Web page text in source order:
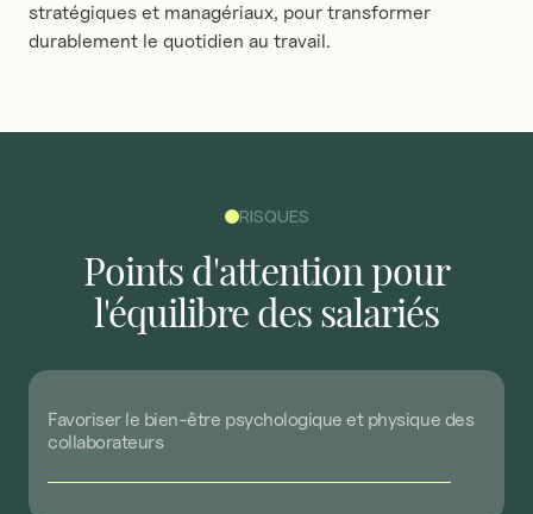
stratégiques et managériaux, pour transformer
durablement le quotidien au travail.
RISQUES
Pointsd'attentionpour
l'équilibredessalariés
Favoriser le bien-être psychologique et physique des
collaborateurs